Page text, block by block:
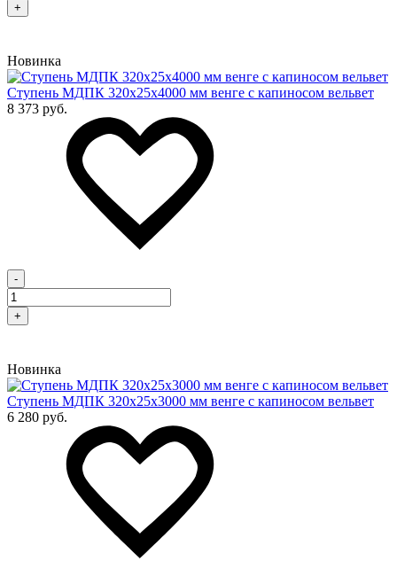
+
Новинка
Cтупень МДПК 320х25х4000 мм венге с капиносом вельвет
8 373 руб.
-
+
Новинка
Cтупень МДПК 320х25х3000 мм венге с капиносом вельвет
6 280 руб.